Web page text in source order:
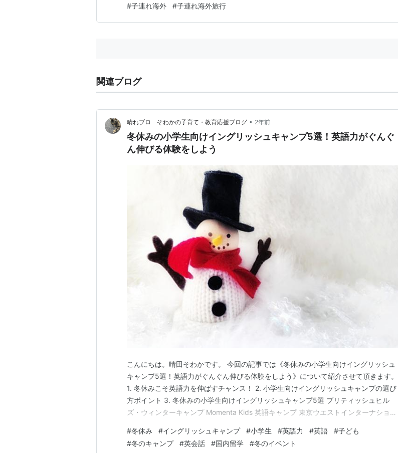
#子連れ海外 #子連れ海外旅行
関連ブログ
晴れブロ そわかの子育て・教育応援ブログ • 2年前
冬休みの小学生向けイングリッシュキャンプ5選！英語力がぐんぐ
ん伸びる体験をしよう
こんにちは。晴田そわかです。 今回の記事では《冬休みの小学生向けイングリッシュ
キャンプ5選！英語力がぐんぐん伸びる体験をしよう》について紹介させて頂きます。
1. 冬休みこそ英語力を伸ばすチャンス！ 2. 小学生向けイングリッシュキャンプの選び
方ポイント 3. 冬休みの小学生向けイングリッシュキャンプ5選 ブリティッシュヒル
ズ・ウィンターキャンプ Momenta Kids 英語キャンプ 東京ウエストインターナショナ
Adventure ISA 宿泊小学生イングリッシュキャンプ in 横浜 4. イ…
#冬休み #イングリッシュキャンプ #小学生 #英語力 #英語 #子ども
#冬のキャンプ #英会話 #国内留学 #冬のイベント